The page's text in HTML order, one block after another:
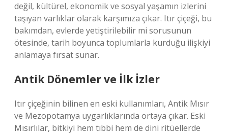
değil, kültürel, ekonomik ve sosyal yaşamın izlerini
taşıyan varlıklar olarak karşımıza çıkar. Itır çiçeği, bu
bakımdan, evlerde yetiştirilebilir mi sorusunun
ötesinde, tarih boyunca toplumlarla kurduğu ilişkiyi
anlamaya fırsat sunar.
Antik Dönemler ve İlk İzler
Itır çiçeğinin bilinen en eski kullanımları, Antik Mısır
ve Mezopotamya uygarlıklarında ortaya çıkar. Eski
Mısırlılar, bitkiyi hem tıbbi hem de dini ritüellerde